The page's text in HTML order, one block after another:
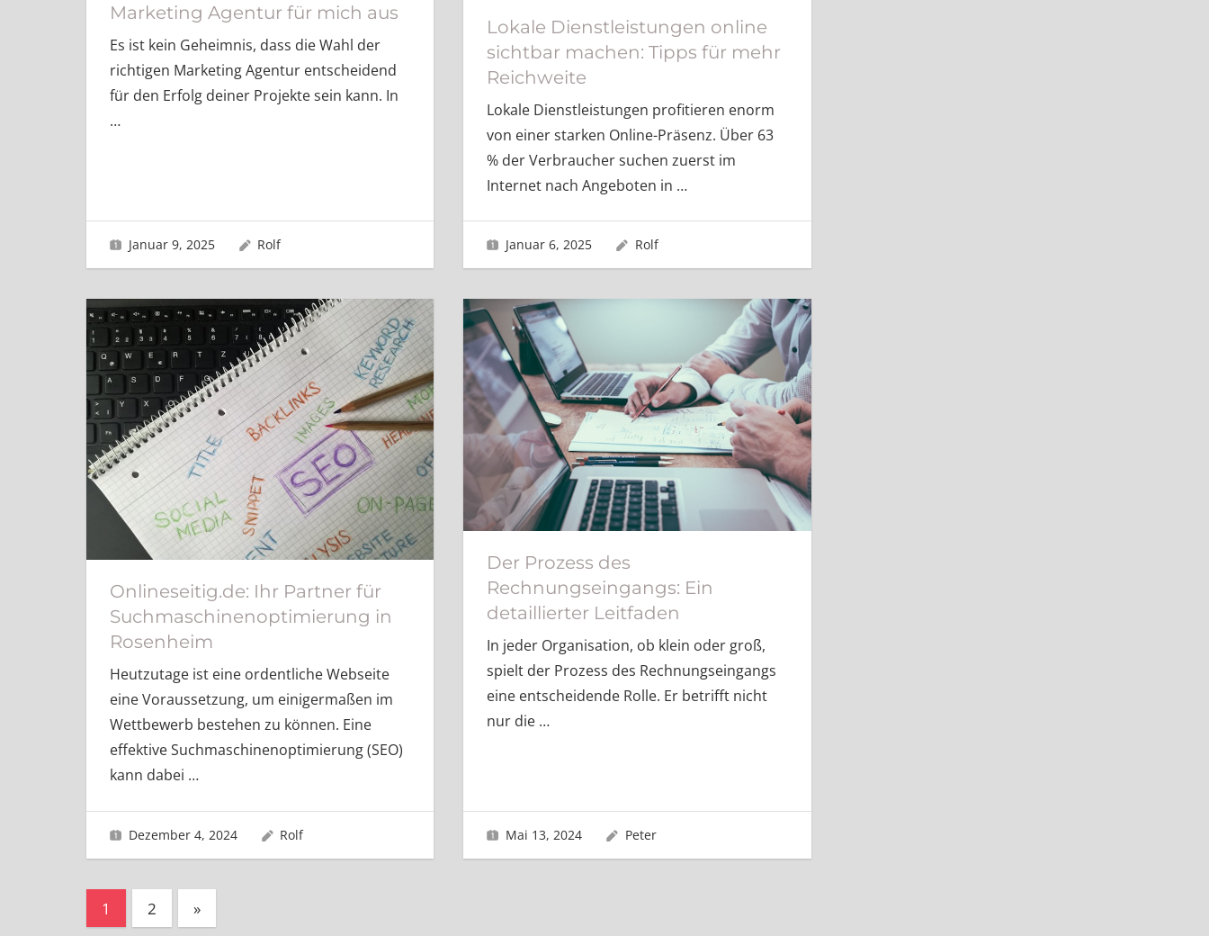
Marketing Agentur für mich aus
Es ist kein Geheimnis, dass die Wahl der
richtigen Marketing Agentur entscheidend
für den Erfolg deiner Projekte sein kann. In
…
Januar 9, 2025 Rolf
Lokale Dienstleistungen online
sichtbar machen: Tipps für mehr
Reichweite
Lokale Dienstleistungen profitieren enorm
von einer starken Online-Präsenz. Über 63
% der Verbraucher suchen zuerst im
Internet nach Angeboten in …
Januar 6, 2025 Rolf
Onlineseitig.de: Ihr Partner für
Suchmaschinenoptimierung in
Rosenheim
Heutzutage ist eine ordentliche Webseite
eine Voraussetzung, um einigermaßen im
Wettbewerb bestehen zu können. Eine
effektive Suchmaschinenoptimierung (SEO)
kann dabei …
Dezember 4, 2024 Rolf
Der Prozess des
Rechnungseingangs: Ein
detaillierter Leitfaden
In jeder Organisation, ob klein oder groß,
spielt der Prozess des Rechnungseingangs
eine entscheidende Rolle. Er betrifft nicht
nur die …
Mai 13, 2024 Peter
Seitennummerierung
1 2
Nächste
»